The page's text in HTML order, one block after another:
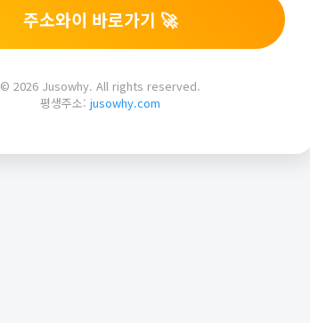
주소와이 바로가기 🚀
© 2026 Jusowhy. All rights reserved.
평생주소: jusowhy.com